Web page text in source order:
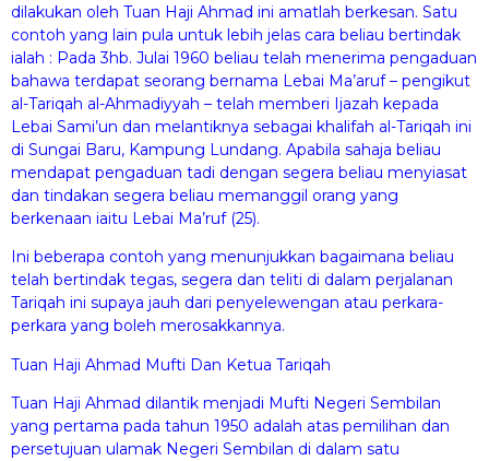
dilakukan oleh Tuan Haji Ahmad ini amatlah berkesan. Satu
contoh yang lain pula untuk lebih jelas cara beliau bertindak
ialah : Pada 3hb. Julai 1960 beliau telah menerima pengaduan
bahawa terdapat seorang bernama Lebai Ma’aruf – pengikut
al-Tariqah al-Ahmadiyyah – telah memberi Ijazah kepada
Lebai Sami’un dan melantiknya sebagai khalifah al-Tariqah ini
di Sungai Baru, Kampung Lundang. Apabila sahaja beliau
mendapat pengaduan tadi dengan segera beliau menyiasat
dan tindakan segera beliau memanggil orang yang
berkenaan iaitu Lebai Ma’ruf (25).
Ini beberapa contoh yang menunjukkan bagaimana beliau
telah bertindak tegas, segera dan teliti di dalam perjalanan
Tariqah ini supaya jauh dari penyelewengan atau perkara-
perkara yang boleh merosakkannya.
Tuan Haji Ahmad Mufti Dan Ketua Tariqah
Tuan Haji Ahmad dilantik menjadi Mufti Negeri Sembilan
yang pertama pada tahun 1950 adalah atas pemilihan dan
persetujuan ulamak Negeri Sembilan di dalam satu